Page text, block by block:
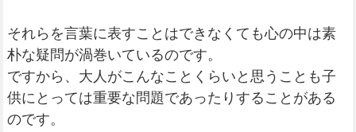
それらを言葉に表すことはできなくても心の中は素
朴な疑問が渦巻いているのです。
ですから、大人がこんなことくらいと思うことも子
供にとっては重要な問題であったりすることがある
のです。